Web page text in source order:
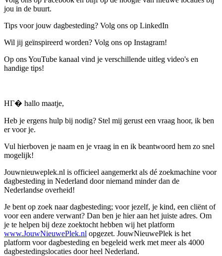
jou in de buurt.
Tips voor jouw dagbesteding? Volg ons op LinkedIn
Wil jij geïnspireerd worden? Volg ons op Instagram!
Op ons YouTube kanaal vind je verschillende uitleg video's en
handige tips!
HГ� hallo maatje,
Heb je ergens hulp bij nodig? Stel mij gerust een vraag hoor, ik ben
er voor je.
Vul hierboven je naam en je vraag in en ik beantwoord hem zo snel
mogelijk!
Jouwnieuweplek.nl is officieel aangemerkt als dé zoekmachine voor
dagbesteding in Nederland door niemand minder dan de
Nederlandse overheid!
Je bent op zoek naar dagbesteding; voor jezelf, je kind, een cliënt of
voor een andere verwant? Dan ben je hier aan het juiste adres. Om
je te helpen bij deze zoektocht hebben wij het platform
www.JouwNieuwePlek.nl opgezet. JouwNieuwePlek is het
platform voor dagbesteding en begeleid werk met meer als 4000
dagbestedingslocaties door heel Nederland.